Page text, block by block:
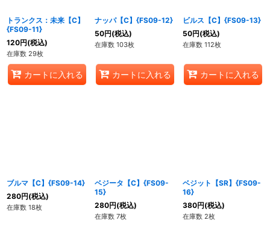
トランクス：未来【C】
{FS09-11}
120円(税込)
在庫数 29枚
カートに入れる
ナッパ【C】{FS09-12}
50円(税込)
在庫数 103枚
カートに入れる
ビルス【C】{FS09-13}
50円(税込)
在庫数 112枚
カートに入れる
ブルマ【C】{FS09-14}
280円(税込)
在庫数 18枚
ベジータ【C】{FS09-
15}
280円(税込)
在庫数 7枚
ベジット【SR】{FS09-
16}
380円(税込)
在庫数 2枚